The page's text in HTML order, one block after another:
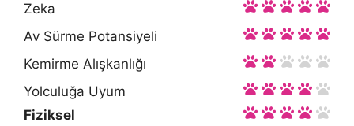
Zeka
Av Sürme Potansiyeli
Kemirme Alışkanlığı
Yolculuğa Uyum
Fiziksel